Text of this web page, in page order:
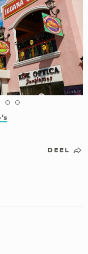
DEEL